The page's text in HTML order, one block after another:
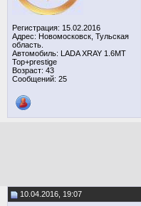
Регистрация: 15.02.2016
Адрес: Новомосковск, Тульская
область.
Автомобиль: LADA XRAY 1.6MT
Top+prestige
Возраст: 43
Сообщений: 25
10.04.2016, 19:07